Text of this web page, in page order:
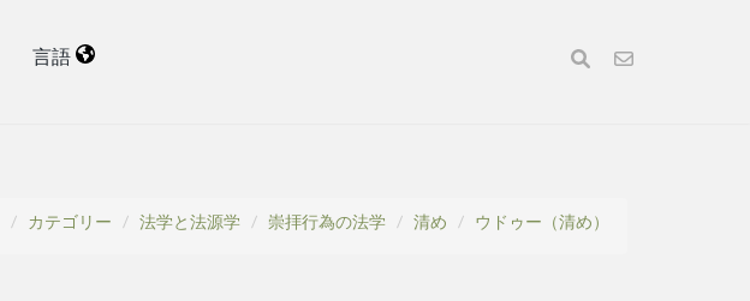
言語
カテゴリー 法学と法源学 崇拝行為の法学 清め ウドゥー（清め）